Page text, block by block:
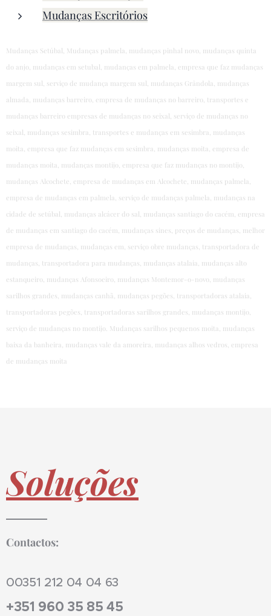
Mudanças Escritórios
Mudanças Setúbal, Mudanças palmela, mudanças pinhal novo, mudanças quinta
do anjo, mudanças em setubal, mudanças em palmela, empresa que faz mudanças
margem sul, serviço de mudança margem sul, mudanças Grândola, mudanças
almada, mudanças barreiro, empresa de mudanças no barreiro, transportes e
mudanças barreiro empresas de mudanças no seixal, serviço de mudanças no
seixal, mudanças sesimbra, transportes e mudanças em sesimbra, mudanças
moita, empresa que faz mudanças em sesimbra, mudanças moita, empresa de
mudanças moita, mudanças montijo, empresa que faz mudanças no montijo,
mudanças Alcochete, empresa de mudanças em Alcochete, mudanças palmela,
empresa de mudanças em palmela, serviço de mudanças palmela, mudanças na
cidade de setúbal, mudanças alcácer do sal, mudanças santiago do cacém, empresa
de mudanças em santiago do cacém, mudanças sines, preços de mudanças, melhor
empresa de mudanças, mudanças em, serviço obre mudanças, transportadora de
mudanças, transportadora para mudanças, mudanças atalaia, mudanças alto
estanqueiro, mudanças Afonsoeiro, mudanças Montemor-o-novo, mudanças
sarilhos grandes, mudanças canhã, mudanças pegões, transportadoras atalaia,
transportadoras pegões, transportadoras sarilhos grandes, mudanças montijo,
serviço de mudanças no montijo. Mudanças sarilhos pequenos moita, mudanças
baixa da banheira, mudanças vale da amoreira, mudanças alhos vedros, empresa
de mudanças moita
Soluções
Contactos:
00351 212 04 04 63
+351 960 35 85 45